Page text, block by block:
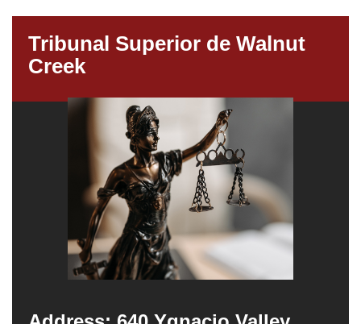
Tribunal Superior de Walnut
Creek